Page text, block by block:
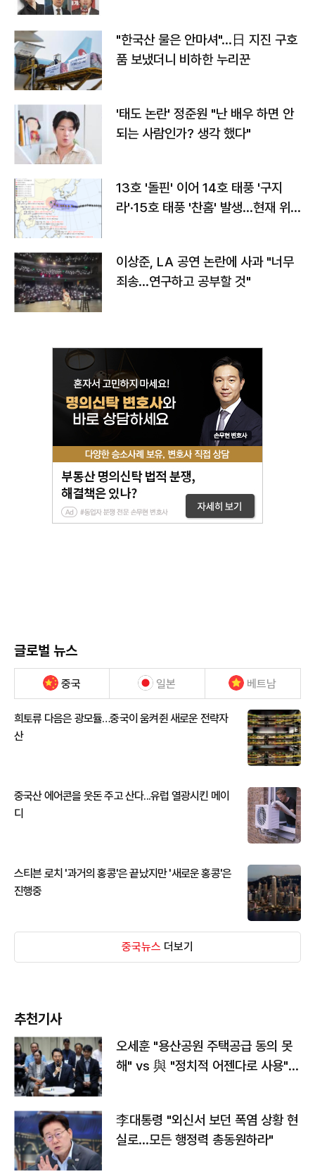
"한국산 물은 안마셔"…日 지진 구호
품 보냈더니 비하한 누리꾼
'태도 논란' 정준원 "난 배우 하면 안
되는 사람인가? 생각 했다"
13호 '돌핀' 이어 14호 태풍 '구지
라'·15호 태풍 '찬홈' 발생…현재 위
이상준, LA 공연 논란에 사과 "너무
죄송…연구하고 공부할 것"
글로벌 뉴스
중국 일본 베트남
희토류 다음은 광모듈…중국이 움켜쥔 새로운 전략자
산
중국산 에어콘을 웃돈 주고 산다...유럽 열광시킨 메이
디
스티븐 로치 '과거의 홍콩'은 끝났지만 '새로운 홍콩'은
진행중
중국뉴스 더보기
추천기사
오세훈 "용산공원 주택공급 동의 못
해" vs 與 "정치적 어젠다로 사용"
李대통령 "외신서 보던 폭염 상황 현
실로…모든 행정력 총동원하라"